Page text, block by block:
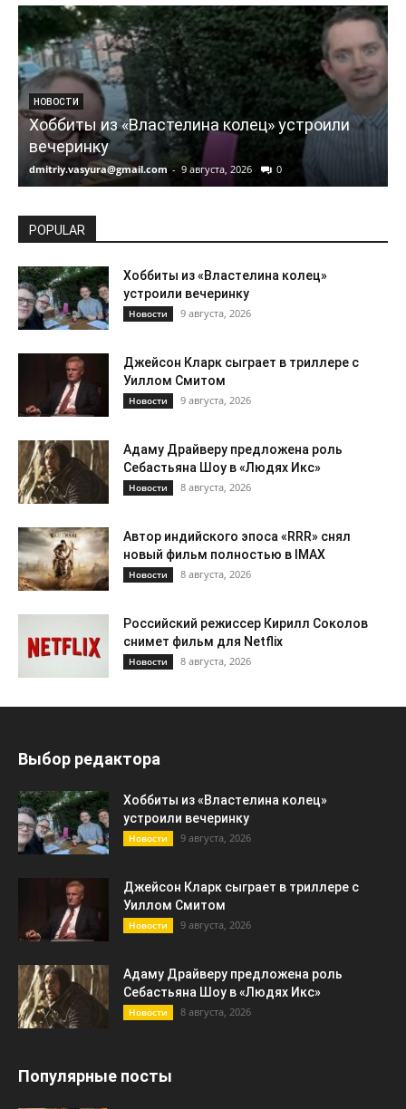
НОВОСТИ
Хоббиты из «Властелина колец» устроили
вечеринку
dmitriy.vasyura@gmail.com - 9 августа, 2026 0
POPULAR
Хоббиты из «Властелина колец»
устроили вечеринку
Новости 9 августа, 2026
Джейсон Кларк сыграет в триллере с
Уиллом Смитом
Новости 9 августа, 2026
Адаму Драйверу предложена роль
Себастьяна Шоу в «Людях Икс»
Новости 8 августа, 2026
Автор индийского эпоса «RRR» снял
новый фильм полностью в IMAX
Новости 8 августа, 2026
Российский режиссер Кирилл Соколов
снимет фильм для Netflix
Новости 8 августа, 2026
Выбор редактора
Хоббиты из «Властелина колец»
устроили вечеринку
Новости 9 августа, 2026
Джейсон Кларк сыграет в триллере с
Уиллом Смитом
Новости 9 августа, 2026
Адаму Драйверу предложена роль
Себастьяна Шоу в «Людях Икс»
Новости 8 августа, 2026
Популярные посты